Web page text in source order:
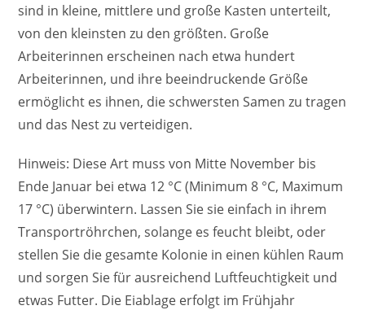
sind in kleine, mittlere und große Kasten unterteilt,
von den kleinsten zu den größten. Große
Arbeiterinnen erscheinen nach etwa hundert
Arbeiterinnen, und ihre beeindruckende Größe
ermöglicht es ihnen, die schwersten Samen zu tragen
und das Nest zu verteidigen.
Hinweis: Diese Art muss von Mitte November bis
Ende Januar bei etwa 12 °C (Minimum 8 °C, Maximum
17 °C) überwintern. Lassen Sie sie einfach in ihrem
Transportröhrchen, solange es feucht bleibt, oder
stellen Sie die gesamte Kolonie in einen kühlen Raum
und sorgen Sie für ausreichend Luftfeuchtigkeit und
etwas Futter. Die Eiablage erfolgt im Frühjahr